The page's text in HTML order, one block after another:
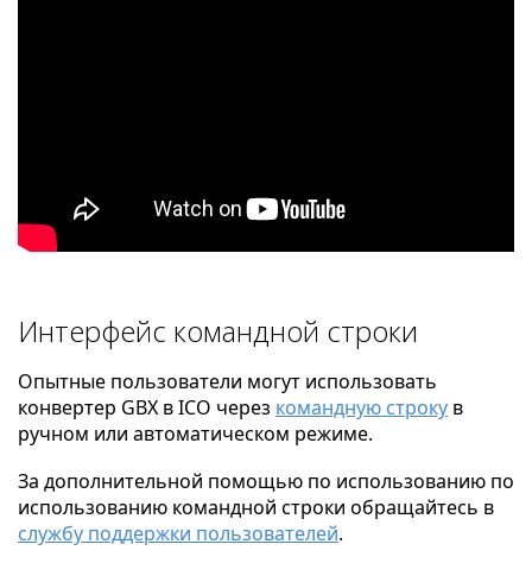
Интерфейс командной строки
Опытные пользователи могут использовать
конвертер GBX в ICO через командную строку в
ручном или автоматическом режиме.
За дополнительной помощью по использованию по
использованию командной строки обращайтесь в
службу поддержки пользователей.